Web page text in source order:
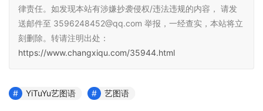
律责任。如发现本站有涉嫌抄袭侵权/违法违规的内容， 请发
送邮件至 3596248452@qq.com 举报，一经查实，本站将立
刻删除。转请注明出处：
https://www.changxiqu.com/35944.html
YiTuYu艺图语 艺图语